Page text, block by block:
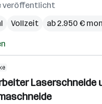
veröffentlicht
Vollzeit ab 2.950 €
Laserschneide